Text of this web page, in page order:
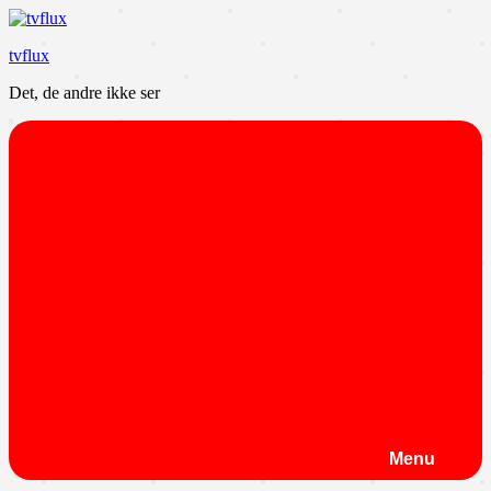
Videre
indhold
tvflux
Det, de andre ikke ser
Menu